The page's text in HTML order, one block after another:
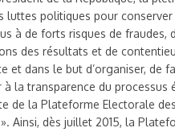
luttes politiques pour
à de forts risques de fraudes,
des résultats et de
et dans le but d’organiser, de
la transparence du processus
de la Plateforme Electorale des
Ainsi, dès juillet 2015, la